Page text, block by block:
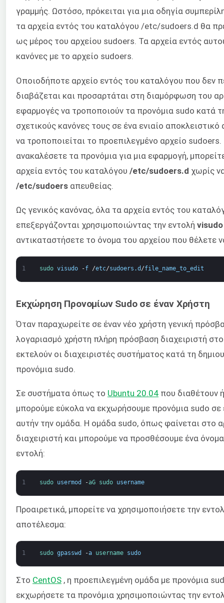
γραμμής. Ωστόσο, πρόκειται για μια οδηγία
τα αρχεία εντός του καταλόγου /etc/sudoers.d θα
ως μέρος του αρχείου sudoers. Τα αρχεία εντός
κανόνες με το αρχείο sudoers.
Οποιοδήποτε αρχείο εντός του καταλόγου που δεν
διαβάζεται και προσαρτάται στη διαμόρφωση του
εφαρμογές να τροποποιούν τα προνόμια sudo κατά
σχετικούς κανόνες τους σε ένα ενιαίο
να τροποποιείται το προεπιλεγμένο αρχείο
ανακαλέσετε τα προνόμια για μια εφαρμογή,
αρχεία εντός του καταλόγου /etc/sudoers.d χωρίς
/etc/sudoers απευθείας.
Ως γενικός κανόνας, όλα τα αρχεία εντός του
επεξεργάζονται χρησιμοποιώντας την εντολή visudo
αντικαταστήσετε το όνομα του αρχείου που θέλετε
1 sudo visudo -f /etc/sudoers .d /file_name_to_edit
Εκχώρηση Προνομίων Sudo σε έναν Χρήστη
Όταν παραχωρείτε σε έναν νέο χρήστη γενική
λογαριασμό χρήστη πλήρη πρόσβαση διαχειριστή
εκτελούν οι διαχειριστές συστήματος κατά τη
προνόμια sudo.
Σε συστήματα όπως το Ubuntu 20.04 που διαθέτουν
μπορούμε εύκολα να εκχωρήσουμε προνόμια sudo
αυτήν την ομάδα. Η ομάδα sudo, όπως φαίνεται στο
διαχειριστή και μπορούμε να προσθέσουμε ένα
εντολή:
1 sudo usermod -aG sudo username
Προαιρετικά, μπορείτε να χρησιμοποιήσετε την
αποτέλεσμα:
1 sudo gpasswd -a username sudo
Στο CentOS , η προεπιλεγμένη ομάδα με προνόμια
εκχωρήσετε τα προνόμια χρησιμοποιώντας την